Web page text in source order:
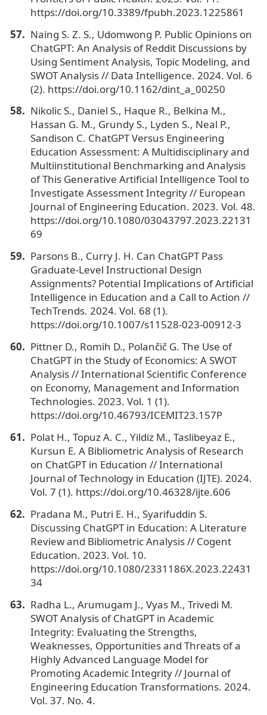
https://doi.org/10.3389/fpubh.2023.1225861
Naing S. Z. S., Udomwong P. Public Opinions on
ChatGPT: An Analysis of Reddit Discussions by
Using Sentiment Analysis, Topic Modeling, and
SWOT Analysis // Data Intelligence. 2024. Vol. 6
(2). https://doi.org/10.1162/dint_a_00250
Nikolic S., Daniel S., Haque R., Belkina M.,
Hassan G. M., Grundy S., Lyden S., Neal P.,
Sandison C. ChatGPT Versus Engineering
Education Assessment: A Multidisciplinary and
Multiinstitutional Benchmarking and Analysis
of This Generative Artificial Intelligence Tool to
Investigate Assessment Integrity // European
Journal of Engineering Education. 2023. Vol. 48.
https://doi.org/10.1080/03043797.2023.22131
69
Parsons B., Curry J. H. Can ChatGPT Pass
Graduate-Level Instructional Design
Assignments? Potential Implications of Artificial
Intelligence in Education and a Call to Action //
TechTrends. 2024. Vol. 68 (1).
https://doi.org/10.1007/s11528-023-00912-3
Pittner D., Romih D., Polančič G. The Use of
ChatGPT in the Study of Economics: A SWOT
Analysis // International Scientific Conference
on Economy, Management and Information
Technologies. 2023. Vol. 1 (1).
https://doi.org/10.46793/ICEMIT23.157P
Polat H., Topuz A. C., Yildiz M., Taslibeyaz E.,
Kursun E. A Bibliometric Analysis of Research
on ChatGPT in Education // International
Journal of Technology in Education (IJTE). 2024.
Vol. 7 (1). https://doi.org/10.46328/ijte.606
Pradana M., Putri E. H., Syarifuddin S.
Discussing ChatGPT in Education: A Literature
Review and Bibliometric Analysis // Cogent
Education. 2023. Vol. 10.
https://doi.org/10.1080/2331186X.2023.22431
34
Radha L., Arumugam J., Vyas M., Trivedi M.
SWOT Analysis of ChatGPT in Academic
Integrity: Evaluating the Strengths,
Weaknesses, Opportunities and Threats of a
Highly Advanced Language Model for
Promoting Academic Integrity // Journal of
Engineering Education Transformations. 2024.
Vol. 37. No. 4.